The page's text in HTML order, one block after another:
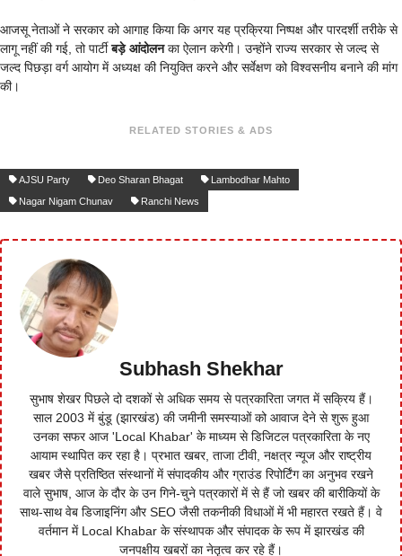
आजसू नेताओं ने सरकार को आगाह किया कि अगर यह प्रक्रिया निष्पक्ष और पारदर्शी तरीके से
लागू नहीं की गई, तो पार्टीबड़े आंदोलनका ऐलान करेगी। उन्होंने राज्य सरकार से जल्द से
जल्द पिछड़ा वर्ग आयोग में अध्यक्ष की नियुक्ति करने और सर्वेक्षण को विश्वसनीय बनाने की मांग
की।
RELATED STORIES & ADS
AJSU Party Deo Sharan Bhagat
Lambodhar Mahto
Nagar Nigam Chunav
Ranchi News
Subhash Shekhar
सुभाष शेखर पिछले दो दशकों से अधिक समय से पत्रकारिता जगत में सक्रिय हैं।
साल 2003 में बुंडू (झारखंड) की जमीनी समस्याओं को आवाज देने से शुरू हुआ
उनका सफर आज 'Local Khabar' के माध्यम से डिजिटल पत्रकारिता के नए
आयाम स्थापित कर रहा है। प्रभात खबर, ताजा टीवी, नक्षत्र न्यूज और राष्ट्रीय
खबर जैसे प्रतिष्ठित संस्थानों में संपादकीय और ग्राउंड रिपोर्टिंग का अनुभव रखने
वाले सुभाष, आज के दौर के उन गिने-चुने पत्रकारों में से हैं जो खबर की बारीकियों के
साथ-साथ वेब डिजाइनिंग और SEO जैसी तकनीकी विधाओं में भी महारत रखते हैं। वे
वर्तमान में Local Khabar के संस्थापक और संपादक के रूप में झारखंड की
जनपक्षीय खबरों का नेतृत्व कर रहे हैं।